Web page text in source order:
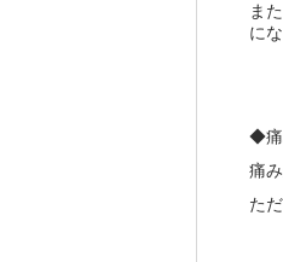
ま
に
◆痛
痛
た